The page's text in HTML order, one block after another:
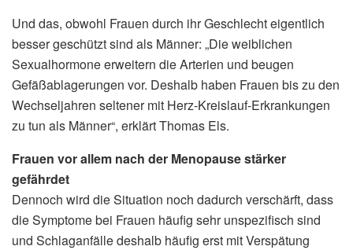
Und das, obwohl Frauen durch ihr Geschlecht eigentlich
besser geschützt sind als Männer: „Die weiblichen
Sexualhormone erweitern die Arterien und beugen
Gefäßablagerungen vor. Deshalb haben Frauen bis zu den
Wechseljahren seltener mit Herz-Kreislauf-Erkrankungen
zu tun als Männer“, erklärt Thomas Els.
Frauen vor allem nach der Menopause stärker
gefährdet
Dennoch wird die Situation noch dadurch verschärft, dass
die Symptome bei Frauen häufig sehr unspezifisch sind
und Schlaganfälle deshalb häufig erst mit Verspätung